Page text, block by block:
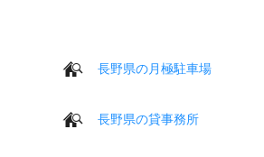
長野県の月極駐車場
長野県の貸事務所